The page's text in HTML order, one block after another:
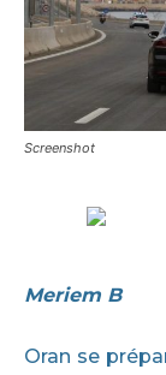
Screenshot
Meriem B
Oran se